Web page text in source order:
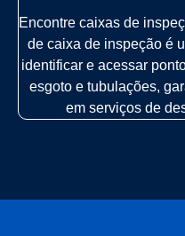
Encontre caixas de
de caixa de inspeção é
identificar e acessar
esgoto e tubulações,
em serviços de